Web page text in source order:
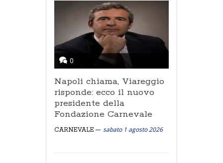
0
Napoli chiama, Viareggio
risponde: ecco il nuovo
presidente della
Fondazione Carnevale
CARNEVALE sabato 1 agosto 2026